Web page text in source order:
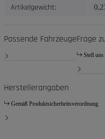
Artikelgewicht:
Passende FahrzeugeFrage
Stell uns
Herstellerangaben
Gemäß Produktsicherheitsverordnung